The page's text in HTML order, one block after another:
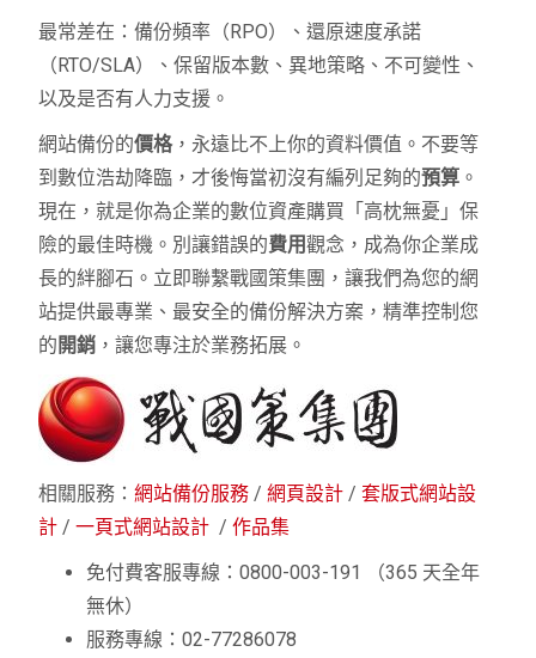
最常差在：備份頻率（RPO）、還原速度承諾
（RTO/SLA）、保留版本數、異地策略、不可變性、
以及是否有人力支援。
網站備份的價格，永遠比不上你的資料價值。不要等
到數位浩劫降臨，才後悔當初沒有編列足夠的預算 。
現在，就是你為企業的數位資產購買「高枕無憂」保
險的最佳時機。別讓錯誤的費用觀念，成為你企業成
長的絆腳石。立即聯繫戰國策集團，讓我們為您的網
站提供最專業、最安全的備份解決方案，精準控制您
的 開銷 ，讓您專注於業務拓展。
相關服務：網站備份服務 /網頁設計 /套版式網站設
計 /一頁式網站設計 /作品集
免付費客服專線：0800-003-191 （365 天全年
無休）
服務專線：02-77286078